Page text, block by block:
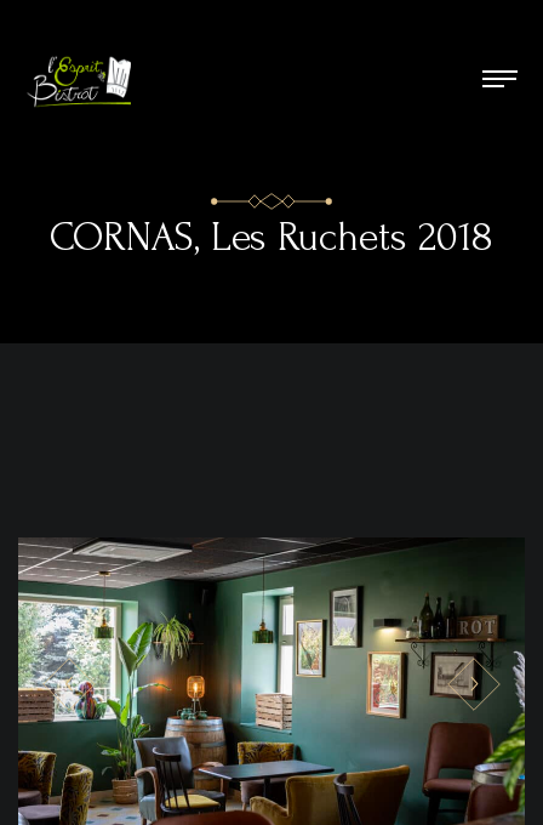
CORNAS, Les Ruchets 2018